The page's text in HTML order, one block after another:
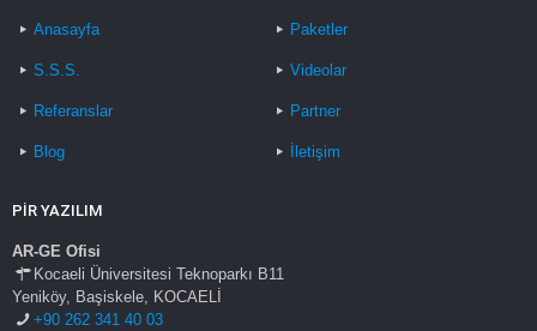
Anasayfa Paketler
S.S.S. Videolar
Referanslar Partner
Blog İletişim
PİR YAZILIM
AR-GE Ofisi
Kocaeli Üniversitesi Teknoparkı B11
Yeniköy, Başiskele, KOCAELİ
+90 262 341 40 03